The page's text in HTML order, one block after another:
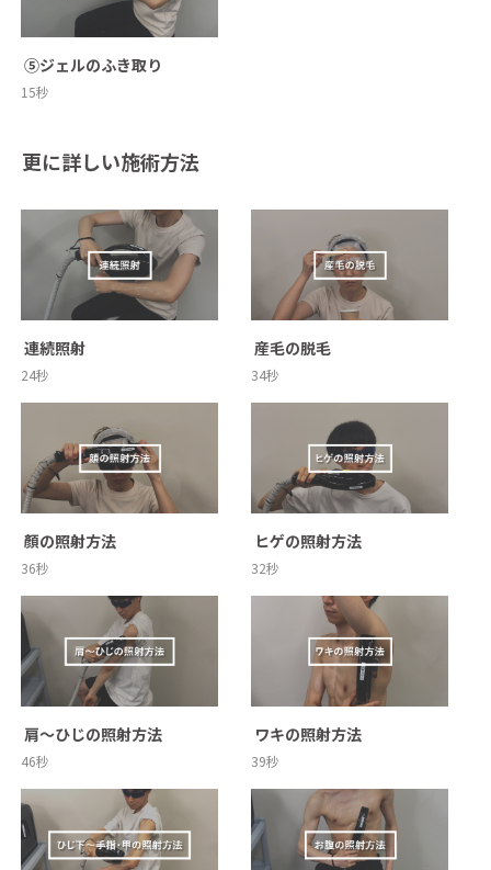
⑤ジェルのふき取り
15秒
更に詳しい施術方法
連続照射
24秒
産毛の脱毛
34秒
顏の照射方法
36秒
ヒゲの照射方法
32秒
肩～ひじの照射方法
46秒
ワキの照射方法
39秒